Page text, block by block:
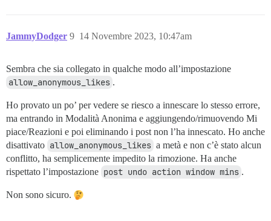
JammyDodger 14 Novembre 2023, 10:47am
9
Sembra che sia collegato in qualche modo all’impostazione
allow_anonymous_likes .
Ho provato un po’ per vedere se riesco a innescare lo stesso errore,
ma entrando in Modalità Anonima e aggiungendo/rimuovendo Mi
piace/Reazioni e poi eliminando i post non l’ha innescato. Ho anche
disattivato allow_anonymous_likes a metà e non c’è stato alcun
conflitto, ha semplicemente impedito la rimozione. Ha anche
rispettato l’impostazione post undo action window mins .
Non sono sicuro.